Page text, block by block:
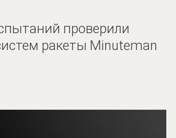
проверили
ракеты Minuteman